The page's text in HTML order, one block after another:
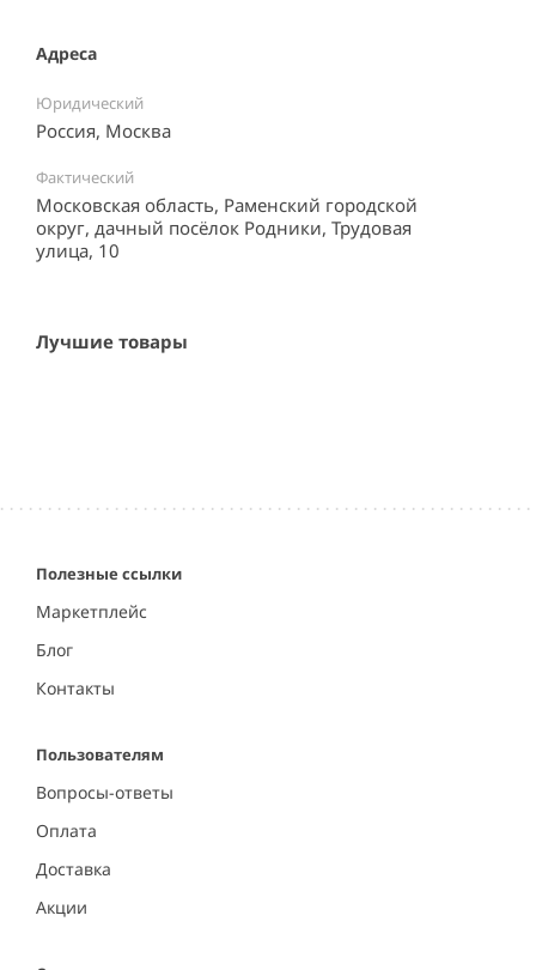
Адреса
Юридический
Россия, Москва
Фактический
Московская область, Раменский городской
округ, дачный посёлок Родники, Трудовая
улица, 10
Лучшие товары
Полезные ссылки
Маркетплейс
Блог
Контакты
Пользователям
Вопросы-ответы
Оплата
Доставка
Акции